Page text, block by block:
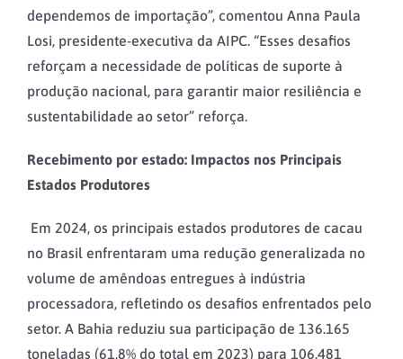
dependemos de importação”, comentou Anna Paula
Losi, presidente-executiva da AIPC. “Esses desafios
reforçam a necessidade de políticas de suporte à
produção nacional, para garantir maior resiliência e
sustentabilidade ao setor” reforça.
Recebimento por estado: Impactos nos Principais
Estados Produtores
Em 2024, os principais estados produtores de cacau
no Brasil enfrentaram uma redução generalizada no
volume de amêndoas entregues à indústria
processadora, refletindo os desafios enfrentados pelo
setor. A Bahia reduziu sua participação de 136.165
toneladas (61,8% do total em 2023) para 106.481